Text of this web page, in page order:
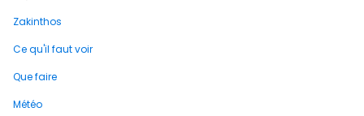
Zakinthos
Ce qu'il faut voir
Que faire
Météo